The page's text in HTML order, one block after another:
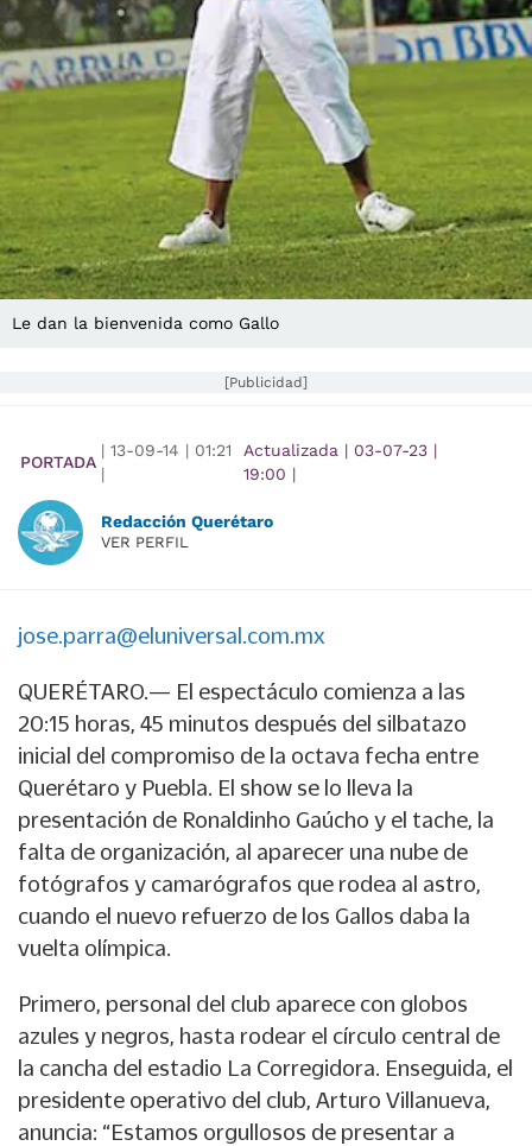
Le dan la bienvenida como Gallo
[Publicidad]
PORTADA
| 13-09-14 | 01:21
|
Actualizada | 03-07-23 |
19:00 |
Redacción Querétaro
VER PERFIL
jose.parra@eluniversal.com.mx
QUERÉTARO.— El espectáculo comienza a las
20:15 horas, 45 minutos después del silbatazo
inicial del compromiso de la octava fecha entre
Querétaro y Puebla. El show se lo lleva la
presentación de Ronaldinho Gaúcho y el tache, la
falta de organización, al aparecer una nube de
fotógrafos y camarógrafos que rodea al astro,
cuando el nuevo refuerzo de los Gallos daba la
vuelta olímpica.
Primero, personal del club aparece con globos
azules y negros, hasta rodear el círculo central de
la cancha del estadio La Corregidora. Enseguida, el
presidente operativo del club, Arturo Villanueva,
anuncia: “Estamos orgullosos de presentar a